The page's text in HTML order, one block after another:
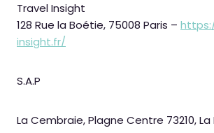
Travel Insight
128 Rue la Boétie, 75008 Paris –
insight.fr/
S.A.P
La Cembraie, Plagne Centre 73210,